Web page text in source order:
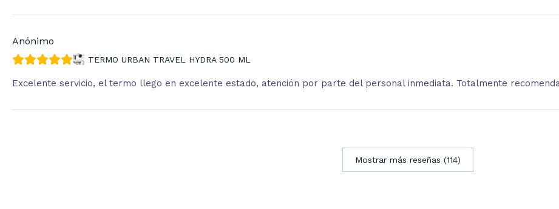
Anónimo
TERMO URBAN TRAVEL HYDRA 500 ML
Excelente servicio, el termo llego en excelente estado, atención por parte del personal inmediata. Totalmente
Mostrar más reseñas (114)